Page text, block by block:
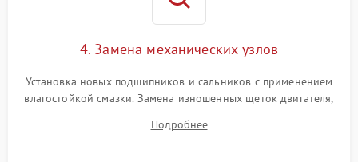
4. Замена механических узлов
Установка новых подшипников и сальников с применением
влагостойкой смазки. Замена изношенных щеток двигателя,
или поврежденной резиновой манжеты.
Подробнее